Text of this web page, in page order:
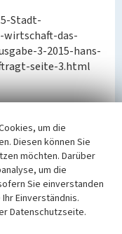
Stadt-
wirtschaft-das-
3-2015-hans-
seite-3.html
basic (Zugriff am
xumq/#p=3
fyeq/#p=30
um die
Diesen können Sie
möchten. Darüber
um die
Sie einverstanden
Einverständnis.
Datenschutzseite.